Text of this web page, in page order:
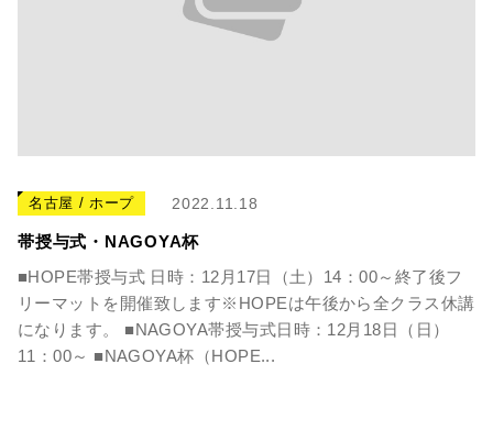
名古屋 / ホープ 2022.11.18
帯授与式・NAGOYA杯
■HOPE帯授与式 日時：12月17日（土）14：00～終了後フ
リーマットを開催致します※HOPEは午後から全クラス休講
になります。 ■NAGOYA帯授与式日時：12月18日（日）
11：00～ ■NAGOYA杯（HOPE...